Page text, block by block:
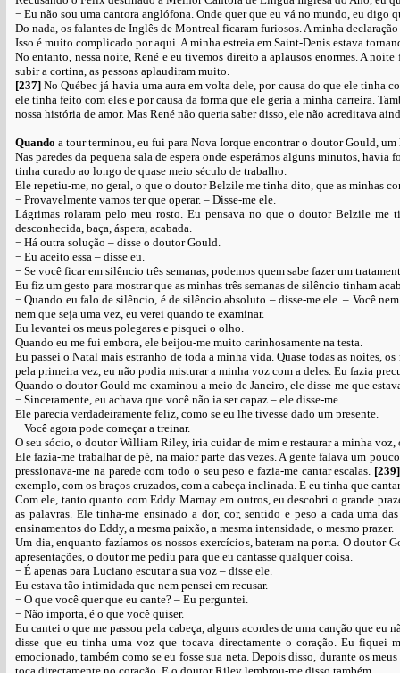
− Eu não sou uma cantora anglófona. Onde quer que eu vá no mundo, eu digo
Do nada, os falantes de Inglês de Montreal ficaram furiosos. A minha
Isso é muito complicado por aqui. A minha estreia em Saint-Denis estava
No entanto, nessa noite, René e eu tivemos direito a aplausos enormes. A
subir a cortina, as pessoas aplaudiram muito.
[237]No Québec já havia uma aura em volta dele, por causa do que ele tinha
ele tinha feito com eles e por causa da forma que ele geria a minha carreira.
nossa história de amor. Mas René não queria saber disso, ele não acreditava
Quando a tour terminou, eu fui para Nova Iorque encontrar o doutor Gould,
Nas paredes da pequena sala de espera onde esperámos alguns minutos,
tinha curado ao longo de quase meio século de trabalho.
Ele repetiu-me, no geral, o que o doutor Belzile me tinha dito, que as minhas
− Provavelmente vamos ter que operar. – Disse-me ele.
Lágrimas rolaram pelo meu rosto. Eu pensava no que o doutor Belzile
desconhecida, baça, áspera, acabada.
− Há outra solução – disse o doutor Gould.
− Eu aceito essa – disse eu.
− Se você ficar em silêncio três semanas, podemos quem sabe fazer um
Eu fiz um gesto para mostrar que as minhas três semanas de silêncio tinham
− Quando eu falo de silêncio, é de silêncio absoluto – disse-me ele. – Você
nem que seja uma vez, eu verei quando te examinar.
Eu levantei os meus polegares e pisquei o olho.
Quando eu me fui embora, ele beijou-me muito carinhosamente na testa.
Eu passei o Natal mais estranho de toda a minha vida. Quase todas as noites,
pela primeira vez, eu não podia misturar a minha voz com a deles. Eu fazia
Quando o doutor Gould me examinou a meio de Janeiro, ele disse-me que
− Sinceramente, eu achava que você não ia ser capaz – ele disse-me.
Ele parecia verdadeiramente feliz, como se eu lhe tivesse dado um presente.
− Você agora pode começar a treinar.
O seu sócio, o doutor William Riley, iria cuidar de mim e restaurar a minha
Ele fazia-me trabalhar de pé, na maior parte das vezes. A gente falava um
pressionava-me na parede com todo o seu peso e fazia-me cantar escalas.
exemplo, com os braços cruzados, com a cabeça inclinada. E eu tinha que
Com ele, tanto quanto com Eddy Marnay em outros, eu descobri o grande
as palavras. Ele tinha-me ensinado a dor, cor, sentido e peso a cada uma
ensinamentos do Eddy, a mesma paixão, a mesma intensidade, o mesmo prazer.
Um dia, enquanto fazíamos os nossos exercícios, bateram na porta. O
apresentações, o doutor me pediu para que eu cantasse qualquer coisa.
− É apenas para Luciano escutar a sua voz – disse ele.
Eu estava tão intimidada que nem pensei em recusar.
− O que você quer que eu cante? – Eu perguntei.
− Não importa, é o que você quiser.
Eu cantei o que me passou pela cabeça, alguns acordes de uma canção que
disse que eu tinha uma voz que tocava directamente o coração. Eu fiquei
emocionado, também como se eu fosse sua neta. Depois disso, durante os